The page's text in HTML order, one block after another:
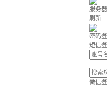
服务
刷新
密码
短信
微信